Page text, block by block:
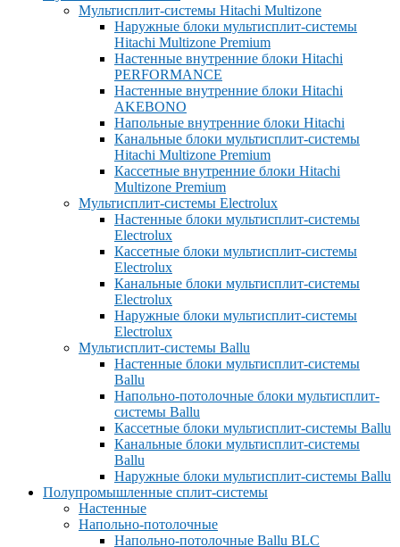
Мультисплит-системы Hitachi Multizone
Наружные блоки мультисплит-системы
Hitachi Multizone Premium
Настенные внутренние блоки Hitachi
PERFORMANCE
Настенные внутренние блоки Hitachi
AKEBONO
Напольные внутренние блоки Hitachi
Канальные блоки мультисплит-системы
Hitachi Multizone Premium
Кассетные внутренние блоки Hitachi
Multizone Premium
Мультисплит-системы Electrolux
Настенные блоки мультисплит-системы
Electrolux
Кассетные блоки мультисплит-системы
Electrolux
Канальные блоки мультисплит-системы
Electrolux
Наружные блоки мультисплит-системы
Electrolux
Мультисплит-системы Ballu
Настенные блоки мультисплит-системы
Ballu
Напольно-потолочные блоки мультисплит-
системы Ballu
Кассетные блоки мультисплит-системы Ballu
Канальные блоки мультисплит-системы
Ballu
Наружные блоки мультисплит-системы Ballu
Полупромышленные сплит-системы
Настенные
Напольно-потолочные
Напольно-потолочные Ballu BLC